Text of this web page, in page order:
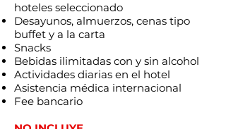
hoteles seleccionado
Desayunos, almuerzos, cenas tipo
buffet y a la carta
Snacks
Bebidas ilimitadas con y sin alcohol
Actividades diarias en el hotel
Asistencia médica internacional
Fee bancario